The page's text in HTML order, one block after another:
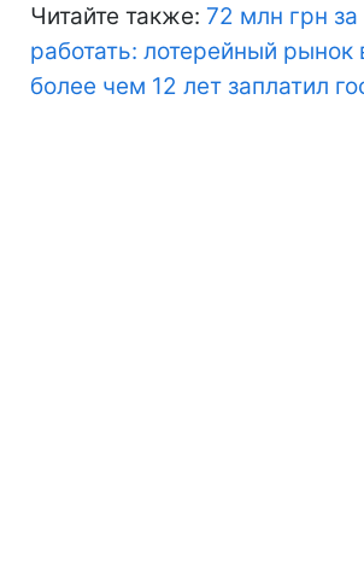
Читайте также: 72 млн грн
работать: лотерейный рынок
более чем 12 лет заплатил